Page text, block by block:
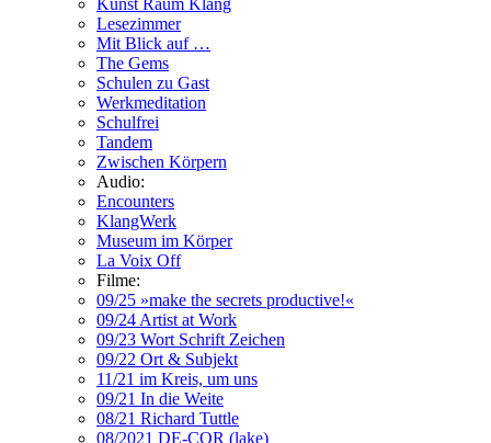
Kunst Raum Klang
Lesezimmer
Mit Blick auf …
The Gems
Schulen zu Gast
Werkmeditation
Schulfrei
Tandem
Zwischen Körpern
Audio:
Encounters
KlangWerk
Museum im Körper
La Voix Off
Filme:
09/25 »make the secrets productive!«
09/24 Artist at Work
09/23 Wort Schrift Zeichen
09/22 Ort & Subjekt
11/21 im Kreis, um uns
09/21 In die Weite
08/21 Richard Tuttle
08/2021 DE-COR (lake)